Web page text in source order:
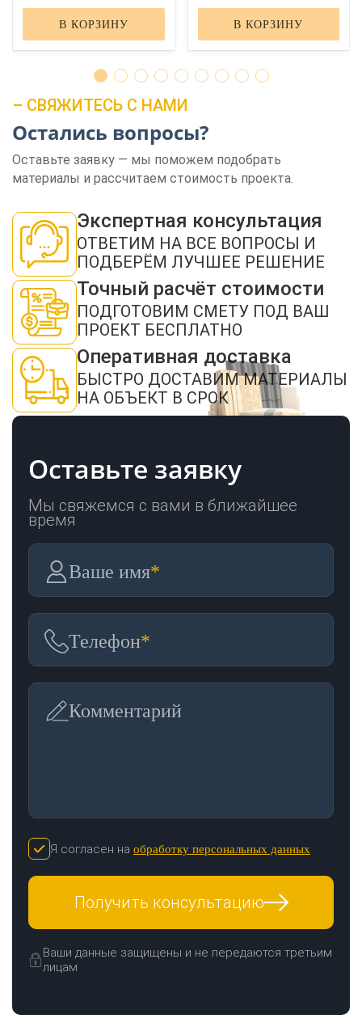
В КОРЗИНУ В КОРЗИНУ
– СВЯЖИТЕСЬ С НАМИ
Остались вопросы?
Оставьте заявку — мы поможем подобрать
материалы и рассчитаем стоимость проекта.
Экспертная консультация
ОТВЕТИМ НА ВСЕ ВОПРОСЫ И
ПОДБЕРЁМ ЛУЧШЕЕ РЕШЕНИЕ
Точный расчёт стоимости
ПОДГОТОВИМ СМЕТУ ПОД ВАШ
ПРОЕКТ БЕСПЛАТНО
Оперативная доставка
БЫСТРО ДОСТАВИМ МАТЕРИАЛЫ
НА ОБЪЕКТ В СРОК
Оставьте заявку
Мы свяжемся с вами в ближайшее
время
Ваше имя*
Телефон*
Комментарий
Я согласен на обработку персональных данных
Получить консультацию
Ваши данные защищены и не передаются третьим
лицам
ЗАКАЗАТЬ ЗВОНОК
Нажимая кнопку "Отправить", я даю своё согласие на обработку моих
персональных данных в соответствии с ФЗ от 27.07.2006 № 152-ФЗ "О
персональных данных", на условиях и для целей, определенных в
конфиденциальности